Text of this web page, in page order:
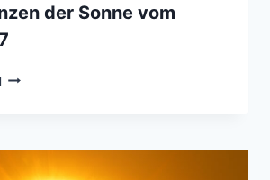
der Sonne vom
PROTUBERANZEN
21.04.2017